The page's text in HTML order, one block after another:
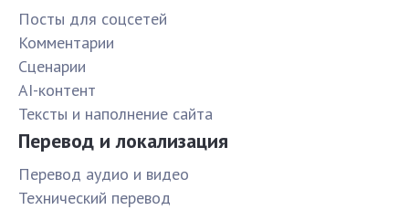
Посты для соцсетей
Комментарии
Сценарии
AI-контент
Тексты и наполнение сайта
Перевод и локализация
Перевод аудио и видео
Технический перевод